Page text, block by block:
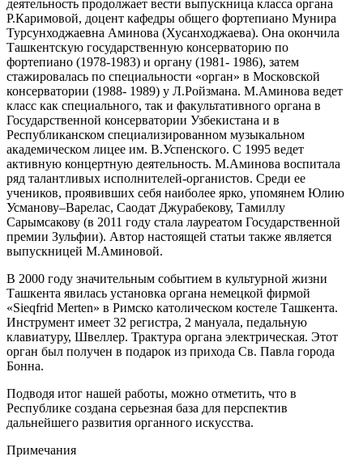
деятельность продолжает вести выпускница класса органа
Р.Каримовой, доцент кафедры общего фортепиано Мунира
Турсунходжаевна Аминова (Хусанходжаева). Она окончила
Ташкентскую государственную консерваторию по
фортепиано (1978-1983) и органу (1981- 1986), затем
стажировалась по специальности «орган» в Московской
консерватории (1988- 1989) у Л.Ройзмана. М.Аминова ведет
класс как специального, так и факультативного органа в
Государственной консерватории Узбекистана и в
Республиканском специализированном музыкальном
академическом лицее им. В.Успенского. С 1995 ведет
активную концертную деятельность. М.Аминова воспитала
ряд талантливых исполнителей-органистов. Среди ее
учеников, проявивших себя наиболее ярко, упомянем Юлию
Усманову–Варелас, Саодат Джурабекову, Тамиллу
Сарымсакову (в 2011 году стала лауреатом Государственной
премии Зульфии). Автор настоящей статьи также является
выпускницей М.Аминовой.
В 2000 году значительным событием в культурной жизни
Ташкента явилась установка органа немецкой фирмой
«Sieqfrid Merten» в Римско католическом костеле Ташкента.
Инструмент имеет 32 регистра, 2 мануала, педальную
клавиатуру, Швеллер. Трактура органа электрическая. Этот
орган был получен в подарок из прихода Св. Павла города
Бонна.
Подводя итог нашей работы, можно отметить, что в
Республике создана серьезная база для перспектив
дальнейшего развития органного искусства.
Примечания